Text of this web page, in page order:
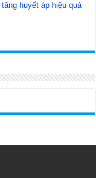
huyết áp hiệu quả